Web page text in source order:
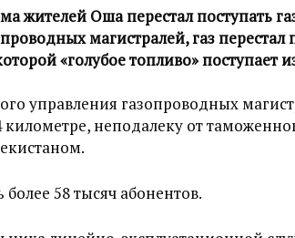
жителей Оша перестал поступать
магистралей, газ перестал
«голубое топливо» поступает
управления газопроводных
неподалеку от
более 58 тысяч абонентов.